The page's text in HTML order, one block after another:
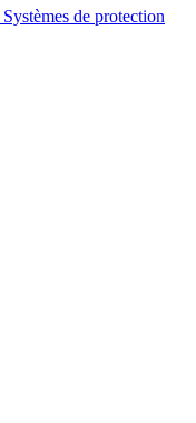
de protection